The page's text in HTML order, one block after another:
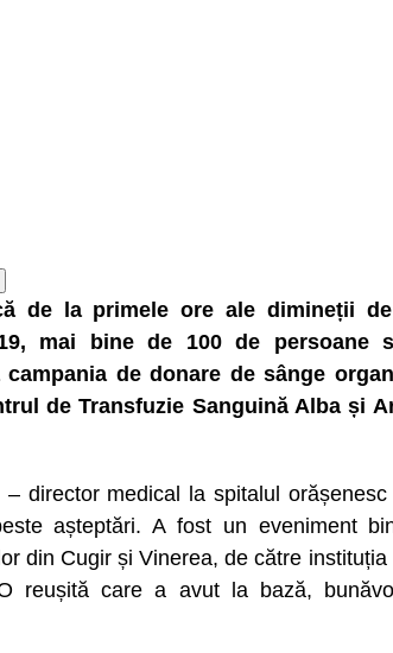
de la primele ore ale dimineții
mai bine de 100 de persoane
de donare de sânge
de Transfuzie Sanguină Alba și
director medical la spitalul
așteptări. A fost un eveniment
din Cugir și Vinerea, de către
reușită care a avut la bază,